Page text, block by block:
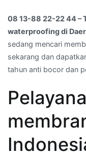
88
22-
22
44
–
Kami
aplikator
bakar
08 13-88 22-22 44 –
waterproofing di
sedang mencari
sekarang dan
tahun anti bocor dan